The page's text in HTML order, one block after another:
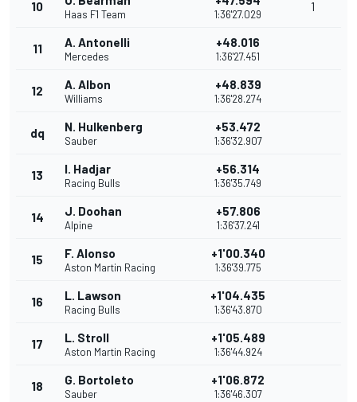
10
Haas F1 Team 1:36'27.029
1
11 A. Antonelli
Mercedes
+48.016
1:36'27.451
12 A. Albon
Williams
+48.839
1:36'28.274
dq N. Hulkenberg
Sauber
+53.472
1:36'32.907
13 I. Hadjar
Racing Bulls
+56.314
1:36'35.749
14 J. Doohan
Alpine
+57.806
1:36'37.241
15 F. Alonso
Aston Martin Racing
+1'00.340
1:36'39.775
16 L. Lawson
Racing Bulls
+1'04.435
1:36'43.870
17 L. Stroll
Aston Martin Racing
+1'05.489
1:36'44.924
18 G. Bortoleto
Sauber
+1'06.872
1:36'46.307